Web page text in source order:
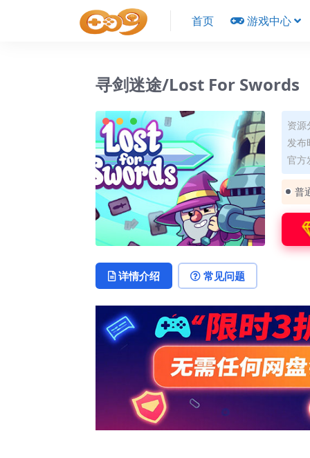
首页 游戏中心
寻剑迷途/Lost For Swords
资
发布
官方
普
详情介绍 常见问题